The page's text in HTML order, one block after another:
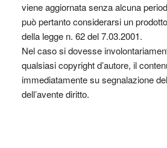
viene aggiornata senza alcuna
può pertanto considerarsi un
della legge n. 62 del 7.03.2001.
Nel caso si dovesse
qualsiasi copyright d’autore, il
immediatamente su segnalazione
dell’avente diritto.